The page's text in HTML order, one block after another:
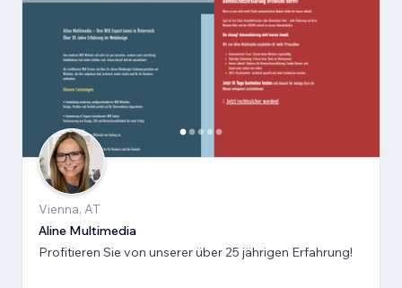
Vienna, AT
Aline Multimedia
Profitieren Sie von unserer über 25 jährigen Erfahrung!